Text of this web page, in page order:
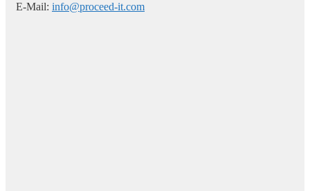
E-Mail: info@proceed-it.com